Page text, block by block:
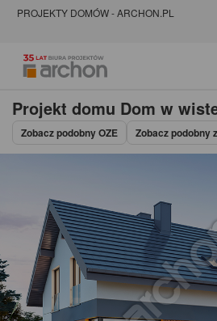
PROJEKTY DOMÓW - ARCHON.PL
Projekt domu Dom w
Zobacz podobny OZE Zobacz podobny